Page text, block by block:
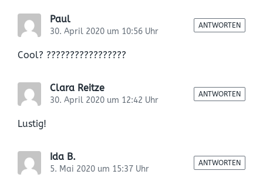
Paul
30. April 2020 um 10:56 Uhr
Cool? ?????????????????
ANTWORTEN
Clara Reitze
30. April 2020 um 12:42 Uhr
Lustig!
ANTWORTEN
Ida B.
5. Mai 2020 um 15:37 Uhr
ANTWORTEN